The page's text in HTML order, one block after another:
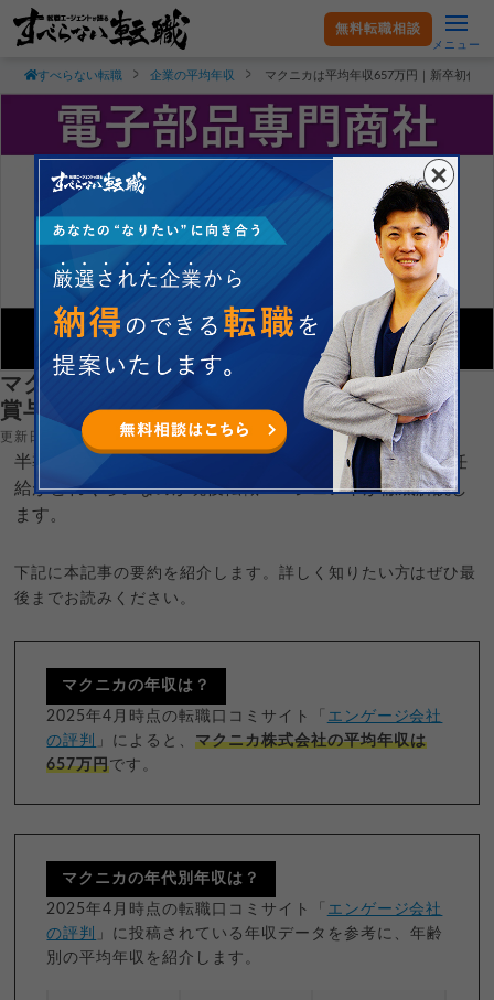
無料転職相談
メニュー
すべらない転職 企業の平均年収 マクニカは平均年収657万円｜新卒初任
マクニカは平均年収657万円｜新卒初任給・
賞与ボーナスや残業時間も紹介！
更新日：2025.05.15
半導体商社である株式会社マクニカの平均年収や新卒初任
給がどれくらいなのか現役転職エージェントが徹底解説し
ます。
下記に本記事の要約を紹介します。詳しく知りたい方はぜひ最
後までお読みください。
マクニカの年収は？
2025年4月時点の転職口コミサイト「 エンゲージ会社
の評判
」によると、マクニカ株式会社の平均年収は
657万円です。
マクニカの年代別年収は？
2025年4月時点の転職口コミサイト「 エンゲージ会社
の評判
」に投稿されている年収データを参考に、年齢
別の平均年収を紹介します。